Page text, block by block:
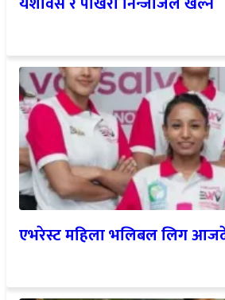
एभरेस्ट महिला भलिबल लिग